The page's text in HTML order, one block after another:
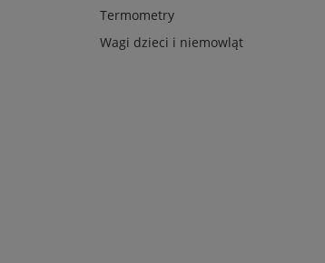
Termometry
Wagi dzieci i niemowląt